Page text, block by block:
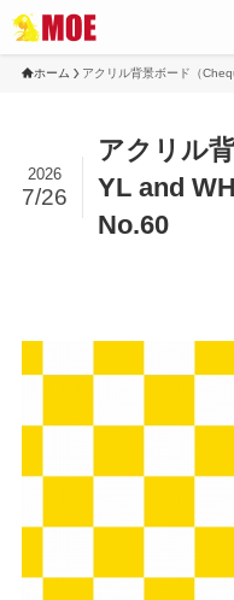
ホーム アクリル背景ボード（
アクリル
YL and
No.60
2026
7/26